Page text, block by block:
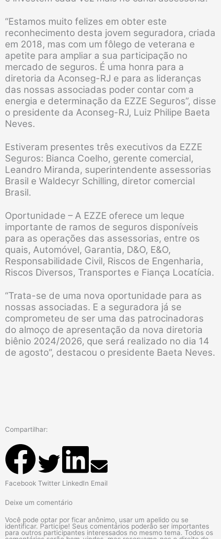
“Estamos muito felizes em obter este
reconhecimento desta jovem seguradora, criada
em 2018, mas com um fôlego de veterana e
apetite para ampliar a sua participação no
mercado de seguros. É uma honra para a
diretoria da Aconseg-RJ e para as lideranças
das nossas associadas poder contar com a
energia e determinação da EZZE Seguros”, disse
o presidente da Aconseg-RJ, Luiz Philipe Baeta
Neves.
Estiveram presentes três executivos da EZZE
Seguros: Bianca Coelho, gerente comercial,
Leandro Miranda, superintendente assessorias
Brasil e Waldecyr Schilling, diretor comercial
Brasil.
Oportunidade – A EZZE oferece um leque
importante de ramos de seguros disponíveis
para as operações das assessorias, entre os
quais, Automóvel, Garantia, D&O, E&O,
Responsabilidade Civil, Riscos de Engenharia,
Riscos Diversos, Transportes e Fiança Locatícia.
“Trata-se de uma nova oportunidade para as
nossas associadas. E a seguradora já se
comprometeu de ser uma das patrocinadoras
do almoço de apresentação da nova diretoria
biênio 2024/2026, que será realizado no dia 14
de agosto”, destacou o presidente Baeta Neves.
Compartilhar:
Facebook Twitter LinkedIn Email
Deixe um comentário
Você pode optar por ficar anônimo, usar um apelido ou se
identificar. Participe! Seus comentários poderão ser importantes
para outros participantes interessados no mesmo tema. Todos os